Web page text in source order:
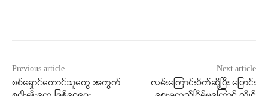
Previous article
စစ်ရှောင်တောင်သူတွေ အတွက်
Next article
လမ်းကြောင်းပိတ်ဆို့ပြီး ပြောင်း